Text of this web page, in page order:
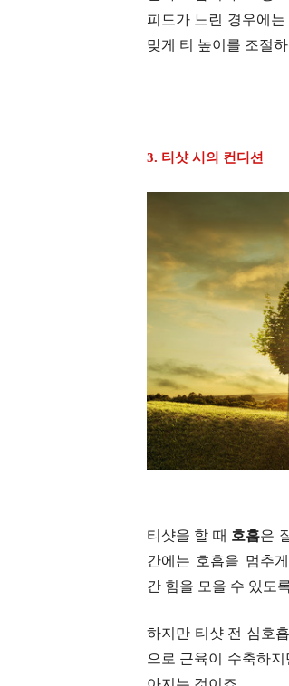
피드가 느린 경우에
맞게 티 높이를 조절
3. 티샷 시의 컨디션
티샷을 할 때 호흡은
간에는 호흡을 멈추
간 힘을 모을 수 있도
하지만 티샷 전 심호
으로 근육이 수축하